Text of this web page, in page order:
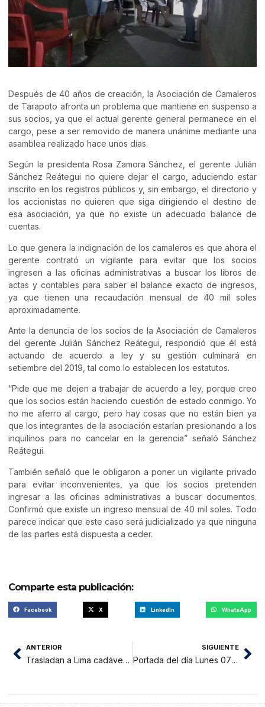
Después de 40 años de creación, la Asociación de Camaleros
de Tarapoto afronta un problema que mantiene en suspenso a
sus socios, ya que el actual gerente general permanece en el
cargo, pese a ser removido de manera unánime mediante una
asamblea realizado hace unos días.
Según la presidenta Rosa Zamora Sánchez, el gerente Julián
Sánchez Reátegui no quiere dejar el cargo, aduciendo estar
inscrito en los registros públicos y, sin embargo, el directorio y
los accionistas no quieren que siga dirigiendo el destino de
esa asociación, ya que no existe un adecuado balance de
cuentas.
Lo que genera la indignación de los camaleros es que ahora el
gerente contrató un vigilante para evitar que los socios
ingresen a las oficinas administrativas a buscar los libros de
actas y contables para saber el balance exacto de ingresos,
ya que tienen una recaudación mensual de 40 mil soles
aproximadamente.
Ante la denuncia de los socios de la Asociación de Camaleros
del gerente Julián Sánchez Reátegui, respondió que él está
actuando de acuerdo a ley y su gestión culminará en
setiembre del 2019, tal como lo establecen los estatutos.
“Pide que me dejen a trabajar de acuerdo a ley, porque creo
que los socios están haciendo cuestión de estado conmigo. Yo
no me aferro al cargo, pero hay cosas que no están bien ya
que los integrantes de la asociación estarían presionando a los
inquilinos para no cancelar en la gerencia” señaló Sánchez
Reátegui.
También señaló que le obligaron a poner un vigilante privado
para evitar inconvenientes, ya que los socios pretenden
ingresar a las oficinas administrativas a buscar documentos.
Confirmó que existe un ingreso mensual de 40 mil soles. Todo
parece indicar que este caso será judicializado ya que ninguna
de las partes está dispuesta a ceder.
Comparte esta publicación:
Facebook X LinkedIn WhatsApp
ANTERIOR
Trasladan a Lima cadáver de joven que murió ahogada en cascada Carpishuyacu
SIGUIENTE
Portada del día Lunes 07 de Enero del 2019